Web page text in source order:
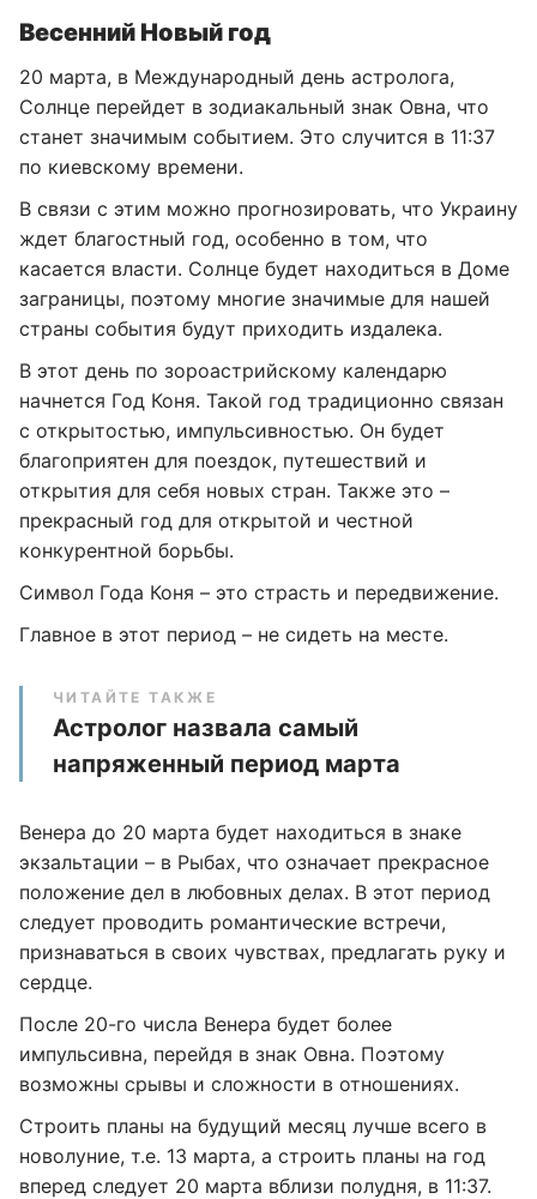
Весенний Новый год
20 марта, в Международный день астролога,
Солнце перейдет в зодиакальный знак Овна, что
станет значимым событием. Это случится в 11:37
по киевскому времени.
В связи с этим можно прогнозировать, что Украину
ждет благостный год, особенно в том, что
касается власти. Солнце будет находиться в Доме
заграницы, поэтому многие значимые для нашей
страны события будут приходить издалека.
В этот день по зороастрийскому календарю
начнется Год Коня. Такой год традиционно связан
с открытостью, импульсивностью. Он будет
благоприятен для поездок, путешествий и
открытия для себя новых стран. Также это –
прекрасный год для открытой и честной
конкурентной борьбы.
Символ Года Коня – это страсть и передвижение.
Главное в этот период – не сидеть на месте.
ЧИТАЙТЕ ТАКЖЕ
Астролог назвала самый
напряженный период марта
Венера до 20 марта будет находиться в знаке
экзальтации – в Рыбах, что означает прекрасное
положение дел в любовных делах. В этот период
следует проводить романтические встречи,
признаваться в своих чувствах, предлагать руку и
сердце.
После 20-го числа Венера будет более
импульсивна, перейдя в знак Овна. Поэтому
возможны срывы и сложности в отношениях.
Строить планы на будущий месяц лучше всего в
новолуние, т.е. 13 марта, а строить планы на год
вперед следует 20 марта вблизи полудня, в 11:37.